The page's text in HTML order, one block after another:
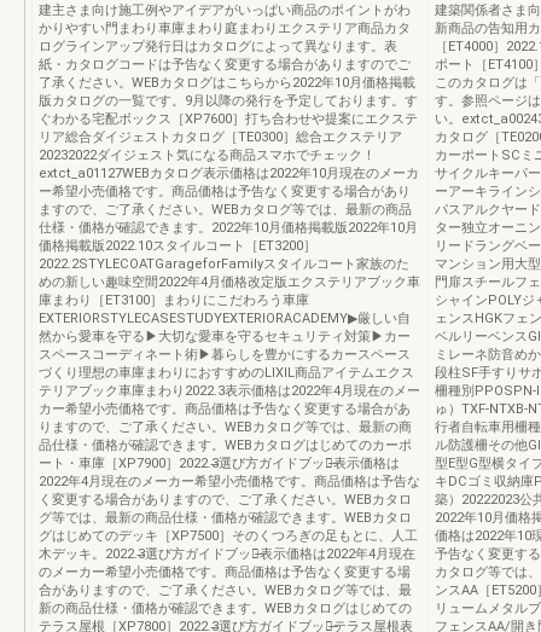
建主さま向け施工例やアイデアがいっぱい商品のポイントがわ
かりやすい門まわり車庫まわり庭まわりエクステリア商品カタ
ログラインアップ発行日はカタログによって異なります。表
紙・カタログコードは予告なく変更する場合がありますのでご
了承ください。WEBカタログはこちらから2022年10月価格掲載
版カタログの一覧です。9月以降の発行を予定しております。す
ぐわかる宅配ボックス［XP7600］打ち合わせや提案にエクステ
リア総合ダイジェストカタログ［TE0300］総合エクステリア
20232022ダイジェスト気になる商品スマホでチェック！
extct_a01127WEBカタログ表示価格は2022年10月現在のメーカ
ー希望小売価格です。商品価格は予告なく変更する場合があり
ますので、ご了承ください。WEBカタログ等では、最新の商品
仕様・価格が確認できます。2022年10月価格掲載版2022年10月
価格掲載版2022.10スタイルコート［ET3200］
2022.2STYLECOATGarageforFamilyスタイルコート家族のた
めの新しい趣味空間2022年4月価格改定版エクステリアブック車
庫まわり［ET3100］まわりにこだわろう車庫
EXTERIORSTYLECASESTUDYEXTERIORACADEMY▶厳しい自
然から愛車を守る▶大切な愛車を守るセキュリティ対策▶カー
スペースコーディネート術▶暮らしを豊かにするカースペース
づくり理想の車庫まわりにおすすめのLIXIL商品アイテムエクス
テリアブック車庫まわり2022.3表示価格は2022年4月現在のメー
カー希望小売価格です。商品価格は予告なく変更する場合があ
りますので、ご了承ください。WEBカタログ等では、最新の商
品仕様・価格が確認できます。WEBカタログはじめてのカーポ
ート・車庫［XP7900］2022.3̶選び方ガイドブック̶表示価格は
2022年4月現在のメーカー希望小売価格です。商品価格は予告な
く変更する場合がありますので、ご了承ください。WEBカタロ
グ等では、最新の商品仕様・価格が確認できます。WEBカタロ
グはじめてのデッキ［XP7500］そのくつろぎの足もとに、人工
木デッキ。2022.3̶選び方ガイドブック̶表示価格は2022年4月現在
のメーカー希望小売価格です。商品価格は予告なく変更する場
合がありますので、ご了承ください。WEBカタログ等では、最
新の商品仕様・価格が確認できます。WEBカタログはじめての
テラス屋根［XP7800］2022.3̶選び方ガイドブック̶テラス屋根表
建築関係者さま
新商品の告知用
［ET4000］
ポート［ET4100
このカタログは
す。参照ページ
い。
カタログ［
カーポートSCミ
サイクルキーパ
ーアーキライン
パスアルクヤー
ター独立オーニ
リードラングベ
マンション用大
門扉スチールフ
シャインPOLY
ェンスHGKフェ
ベルリーベンス
ミレーネ防音め
段柱SF手すりサ
柵種別PPOSPN-
ゅ）TXF-NTXB-
行者自転車用柵
ル防護柵その他
型E型G型横タイ
キDCゴミ収納庫
築）20222023公
2022年10月価格
価格は2022年10
予告なく変更す
カタログ等では
ンスAA［
リュームメタル
フェンスAA/開